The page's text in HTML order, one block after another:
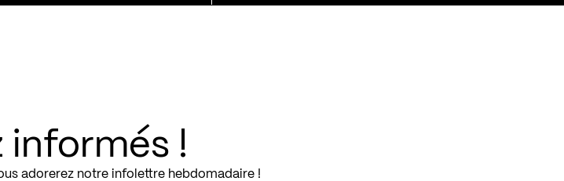
informés !
adorerez notre infolettre hebdomadaire !